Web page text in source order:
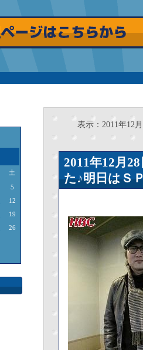
土
5
12
19
26
表示：2011年12月
2011年12
た♪明日はＳ